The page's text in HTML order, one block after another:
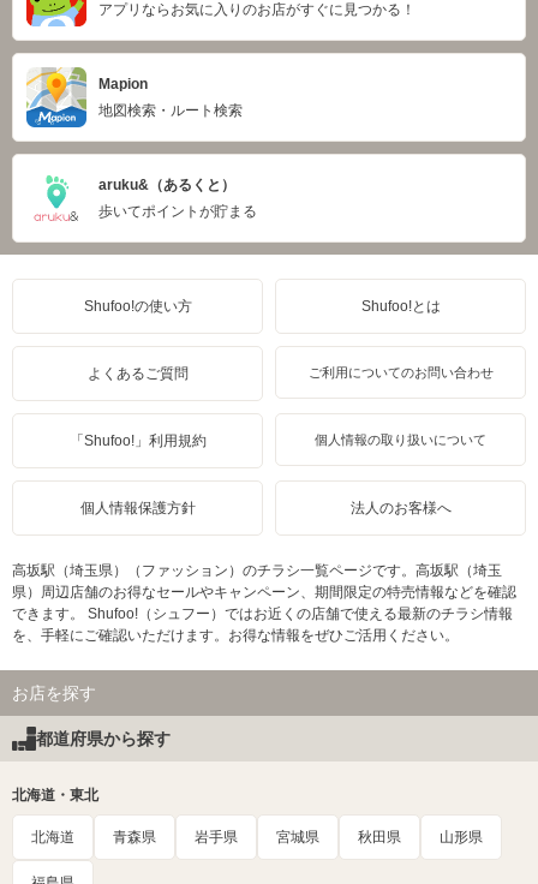
アプリならお気に入りのお店がすぐに見つかる！
Mapion
地図検索・ルート検索
aruku&（あるくと）
歩いてポイントが貯まる
Shufoo!の使い方 Shufoo!とは
よくあるご質問 ご利用についてのお問い合わせ
「Shufoo!」利用規約 個人情報の取り扱いについて
個人情報保護方針 法人のお客様へ
高坂駅（埼玉県）（ファッション）のチラシ一覧ページです。高坂駅（埼玉
県）周辺店舗のお得なセールやキャンペーン、期間限定の特売情報などを確認
できます。 Shufoo!（シュフー）ではお近くの店舗で使える最新のチラシ情報
を、手軽にご確認いただけます。お得な情報をぜひご活用ください。
お店を探す
都道府県から探す
北海道・東北
北海道 青森県 岩手県 宮城県 秋田県 山形県